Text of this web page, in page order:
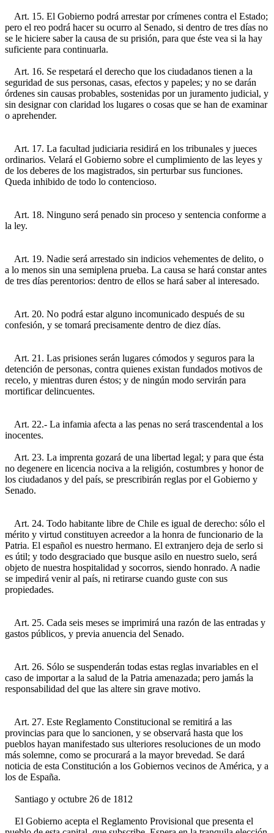
Art. 15. El Gobierno podrá arrestar por crímenes contra el Estado;
pero el reo podrá hacer su ocurro al Senado, si dentro de tres días no
se le hiciere saber la causa de su prisión, para que éste vea si la hay
suficiente para continuarla.
Art. 16. Se respetará el derecho que los ciudadanos tienen a la
seguridad de sus personas, casas, efectos y papeles; y no se darán
órdenes sin causas probables, sostenidas por un juramento judicial, y
sin designar con claridad los lugares o cosas que se han de examinar
o aprehender.
Art. 17. La facultad judiciaria residirá en los tribunales y jueces
ordinarios. Velará el Gobierno sobre el cumplimiento de las leyes y
de los deberes de los magistrados, sin perturbar sus funciones.
Queda inhibido de todo lo contencioso.
Art. 18. Ninguno será penado sin proceso y sentencia conforme a
la ley.
Art. 19. Nadie será arrestado sin indicios vehementes de delito, o
a lo menos sin una semiplena prueba. La causa se hará constar antes
de tres días perentorios: dentro de ellos se hará saber al interesado.
Art. 20. No podrá estar alguno incomunicado después de su
confesión, y se tomará precisamente dentro de diez días.
Art. 21. Las prisiones serán lugares cómodos y seguros para la
detención de personas, contra quienes existan fundados motivos de
recelo, y mientras duren éstos; y de ningún modo servirán para
mortificar delincuentes.
Art. 22.- La infamia afecta a las penas no será trascendental a los
inocentes.
Art. 23. La imprenta gozará de una libertad legal; y para que ésta
no degenere en licencia nociva a la religión, costumbres y honor de
los ciudadanos y del país, se prescribirán reglas por el Gobierno y
Senado.
Art. 24. Todo habitante libre de Chile es igual de derecho: sólo el
mérito y virtud constituyen acreedor a la honra de funcionario de la
Patria. El español es nuestro hermano. El extranjero deja de serlo si
es útil; y todo desgraciado que busque asilo en nuestro suelo, será
objeto de nuestra hospitalidad y socorros, siendo honrado. A nadie
se impedirá venir al país, ni retirarse cuando guste con sus
propiedades.
Art. 25. Cada seis meses se imprimirá una razón de las entradas y
gastos públicos, y previa anuencia del Senado.
Art. 26. Sólo se suspenderán todas estas reglas invariables en el
caso de importar a la salud de la Patria amenazada; pero jamás la
responsabilidad del que las altere sin grave motivo.
Art. 27. Este Reglamento Constitucional se remitirá a las
provincias para que lo sancionen, y se observará hasta que los
pueblos hayan manifestado sus ulteriores resoluciones de un modo
más solemne, como se procurará a la mayor brevedad. Se dará
noticia de esta Constitución a los Gobiernos vecinos de América, y a
los de España.
Santiago y octubre 26 de 1812
El Gobierno acepta el Reglamento Provisional que presenta el